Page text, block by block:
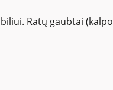
Ratų gaubtai